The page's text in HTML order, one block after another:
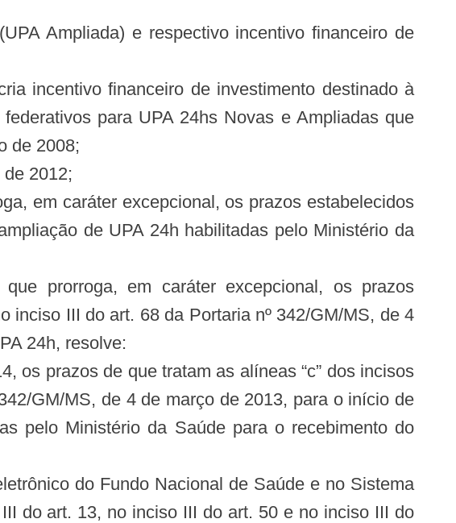
Ampliada) e respectivo incentivo financeiro de
incentivo financeiro de investimento destinado à
para UPA 24hs Novas e Ampliadas que
de 2008;
2012;
em caráter excepcional, os prazos estabelecidos
de UPA 24h habilitadas pelo Ministério da
prorroga, em caráter excepcional, os prazos
inciso III do art. 68 da Portaria nº 342/GM/MS, de 4
24h, resolve:
os prazos de que tratam as alíneas “c” dos incisos
GM/MS, de 4 de março de 2013, para o início de
pelo Ministério da Saúde para o recebimento do
do Fundo Nacional de Saúde e no Sistema
do art. 13, no inciso III do art. 50 e no inciso III do